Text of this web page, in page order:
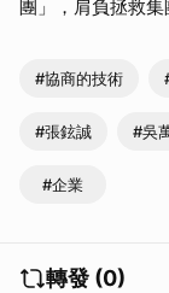
團」，肩負拯救
#協商的技術
#張鉉誠 #吳
#企業
轉發 (0)